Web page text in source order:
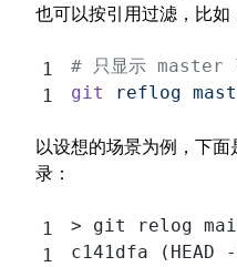
也可以按引用过滤，比如
# 只显示 master
git
reflog
以设想的场景为例，下
录：
> git relog
c141dfa (HEAD